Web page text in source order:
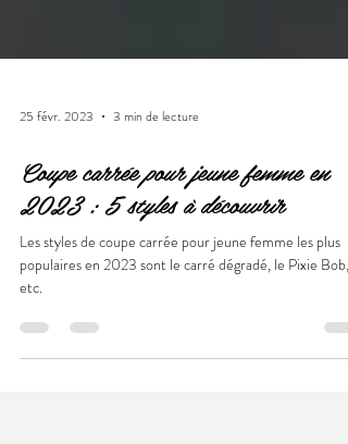
25 févr. 2023 3 min de lecture
Coupe carrée pour jeune femme en
2023 : 5 styles à découvrir
populaires en 2023 sont le carré dégradé, le Pixie Bob,
etc.